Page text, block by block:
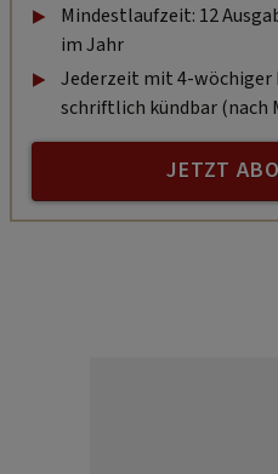
Mindestlaufzeit: 12
im Jahr
Jederzeit mit 4-wöchiger
schriftlich kündbar (nach
JETZT